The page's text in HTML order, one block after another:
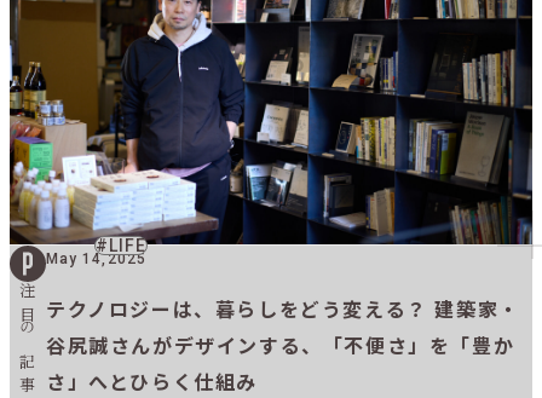
注目の記事
May 14,2025
LIFE
テクノロジーは、暮らしをどう変える？ 建築家・
谷尻誠さんがデザインする、「不便さ」を「豊か
さ」へとひらく仕組み